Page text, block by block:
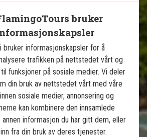
& badeferie
på rundreise - Ubud, Lovina
på stranden på Nusa
bruker
bruker informasjonskapsler for å
trafikken på nettstedet vårt og
funksjoner på sosiale medier. Vi deler
din bruk av nettstedet vårt med våre
sosiale medier, annonsering og
kan kombinere den innsamlede
informasjon du har gitt dem, eller
fra din bruk av deres tjenester.